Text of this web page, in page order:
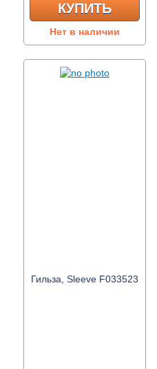
КУПИТЬ
Нет в наличии
Гильза, Sleeve F033523